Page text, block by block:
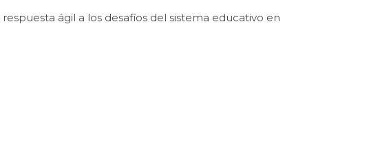
ágil a los desafíos del sistema educativo en